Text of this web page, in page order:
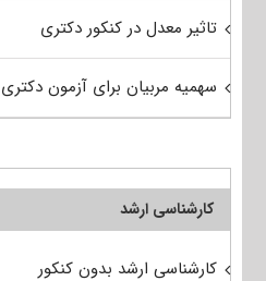
تاثیر معدل در کنکور دکتری
سهمیه مربیان برای آزمون دکتری
کارشناسی ارشد
کارشناسی ارشد بدون کنکور